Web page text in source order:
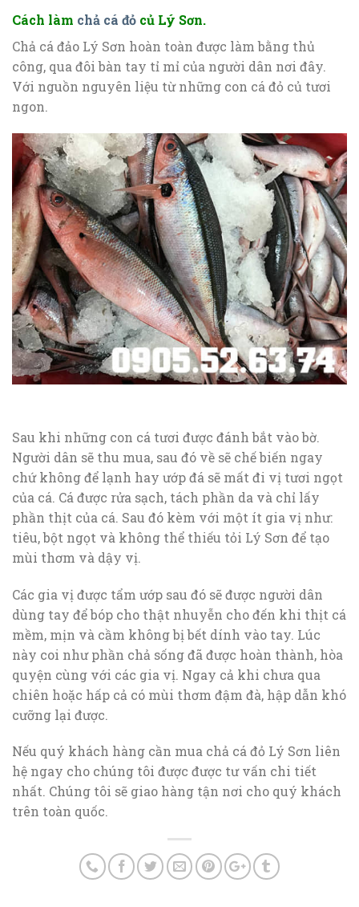
Cách làm chả cá đỏ củ Lý Sơn.
Chả cá đảo Lý Sơn hoàn toàn được làm bằng thủ
công, qua đôi bàn tay tỉ mỉ của người dân nơi đây.
Với nguồn nguyên liệu từ những con cá đỏ củ tươi
ngon.
Sau khi những con cá tươi được đánh bắt vào bờ.
Người dân sẽ thu mua, sau đó về sẽ chế biến ngay
chứ không để lạnh hay ướp đá sẽ mất đi vị tươi ngọt
của cá. Cá được rửa sạch, tách phần da và chỉ lấy
phần thịt của cá. Sau đó kèm với một ít gia vị như:
tiêu, bột ngọt và không thể thiếu tỏi Lý Sơn để tạo
mùi thơm và dậy vị.
Các gia vị được tẩm ướp sau đó sẽ được người dân
dùng tay để bóp cho thật nhuyễn cho đến khi thịt cá
mềm, mịn và cầm không bị bết dính vào tay. Lúc
này coi như phần chả sống đã được hoàn thành, hòa
quyện cùng với các gia vị. Ngay cả khi chưa qua
chiên hoặc hấp cả có mùi thơm đậm đà, hập dẫn khó
cưỡng lại được.
Nếu quý khách hàng cần mua chả cá đỏ Lý Sơn liên
hệ ngay cho chúng tôi được được tư vấn chi tiết
nhất. Chúng tôi sẽ giao hàng tận nơi cho quý khách
trên toàn quốc.